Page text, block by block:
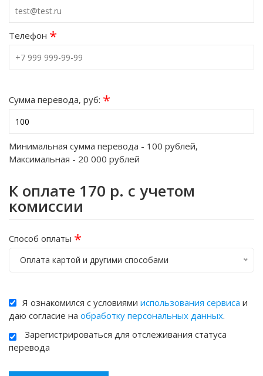
Телефон *
Сумма перевода, руб: *
Минимальная сумма перевода - 100 рублей,
Максимальная - 20 000 рублей
К оплате 170 р. с учетом
комиссии
Способ оплаты *
Оплата картой и другими способами
Я ознакомился с условиями использования сервиса и
даю согласие на обработку персональных данных.
Зарегистрироваться для отслеживания статуса
перевода